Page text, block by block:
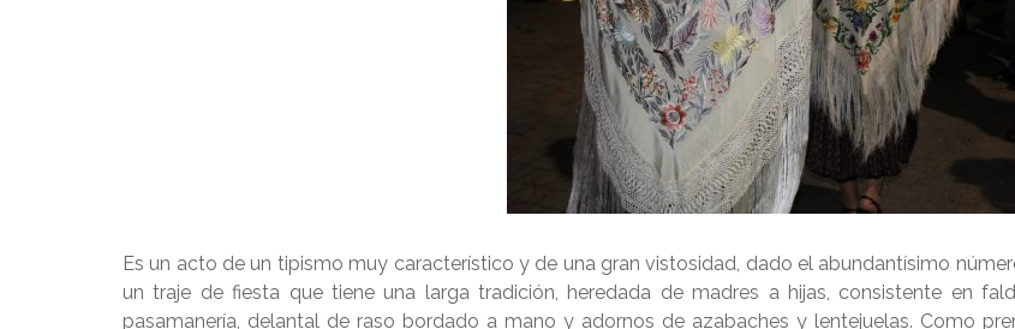
Es un acto de un tipismo muy característico y de una gran vistosidad, dado el abundantísimo
un traje de fiesta que tiene una larga tradición, heredada de madres a hijas, consistente en
pasamanería, delantal de raso bordado a mano y adornos de azabaches y lentejuelas. Como